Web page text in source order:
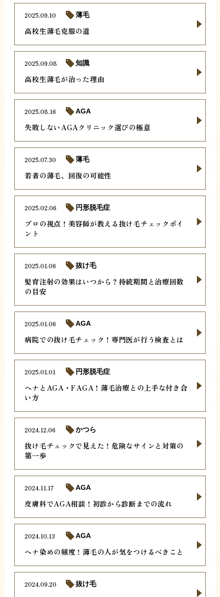
高校生薄毛克服の道
2025.09.10 薄毛
高校生薄毛が治った理由
2025.09.08 知識
失敗しないAGAクリニック選びの極意
2025.08.16 AGA
若者の薄毛、回復の可能性
2025.07.30 薄毛
プロの視点！美容師が教える抜け毛チェックポイ
ント
2025.02.06 円形脱毛症
髪育注射の効果はいつから？持続期間と治療回数
の目安
2025.01.06 抜け毛
病院での抜け毛チェック！専門医が行う検査とは
2025.01.06 AGA
ヘナとAGA・FAGA！薄毛治療との上手な付き合
い方
2025.01.01 円形脱毛症
抜け毛チェックで見えた！危険なサインと対策の
第一歩
2024.12.06 かつら
皮膚科でAGA相談！初診から診断までの流れ
2024.11.17 AGA
ヘナ染めの頻度！薄毛の人が気をつけるべきこと
2024.10.13 AGA
2024.09.20 抜け毛